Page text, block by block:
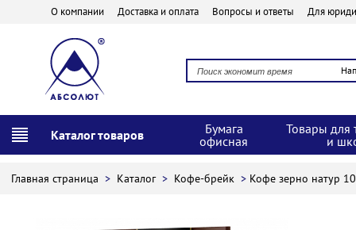
О компании Доставка и оплата Вопросы и ответы Для
Каталог товаров
Бумага
офисная
Товары для
и
Главная страница > Каталог > Кофе-брейк > Кофе зерно натур